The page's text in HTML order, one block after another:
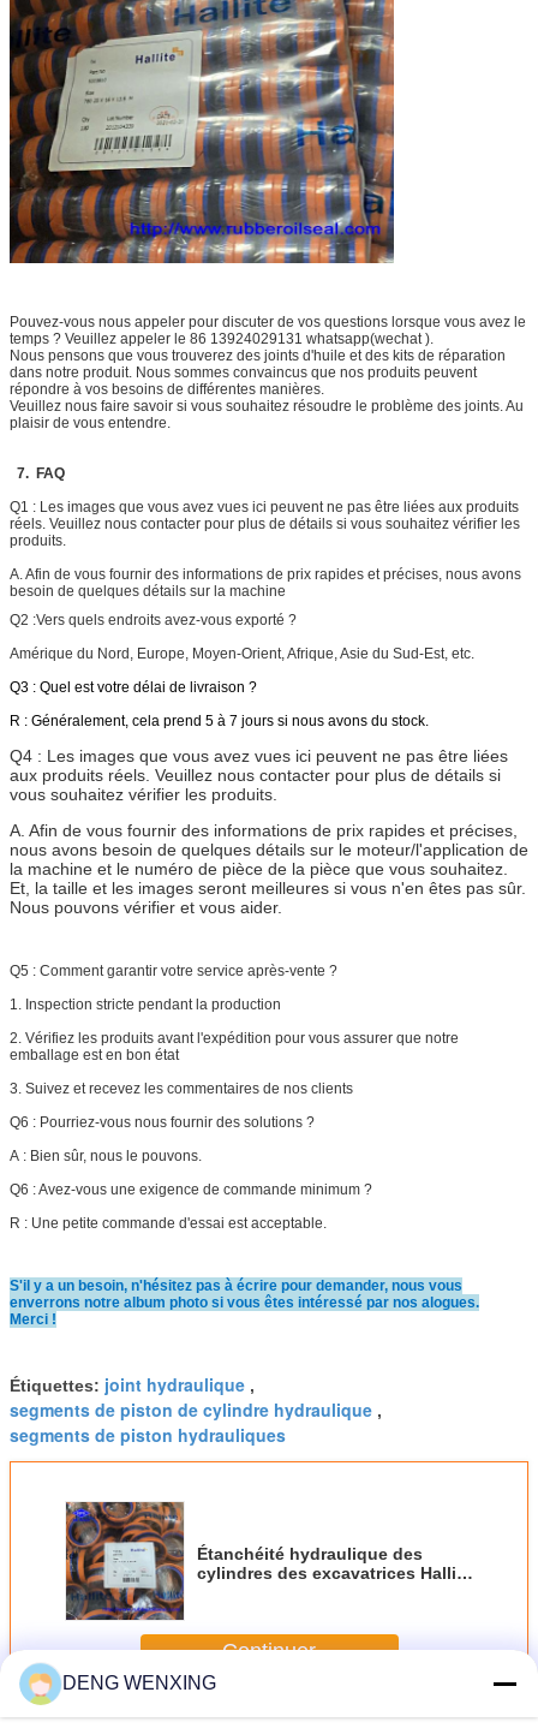
Pouvez-vous nous appeler pour discuter de vos questions lorsque vous avez le
temps ? Veuillez appeler le 86 13924029131 whatsapp(wechat ).
Nous pensons que vous trouverez des joints d'huile et des kits de réparation
dans notre produit. Nous sommes convaincus que nos produits peuvent
répondre à vos besoins de différentes manières.
Veuillez nous faire savoir si vous souhaitez résoudre le problème des joints. Au
plaisir de vous entendre.
7. FAQ
Q1 : Les images que vous avez vues ici peuvent ne pas être liées aux produits
réels. Veuillez nous contacter pour plus de détails si vous souhaitez vérifier les
produits.
A. Afin de vous fournir des informations de prix rapides et précises, nous avons
besoin de quelques détails sur la machine
Q2 :Vers quels endroits avez-vous exporté ?
Amérique du Nord, Europe, Moyen-Orient, Afrique, Asie du Sud-Est, etc.
Q3 : Quel est votre délai de livraison ?
R : Généralement, cela prend 5 à 7 jours si nous avons du stock.
Q4 : Les images que vous avez vues ici peuvent ne pas être liées
aux produits réels. Veuillez nous contacter pour plus de détails si
vous souhaitez vérifier les produits.
A. Afin de vous fournir des informations de prix rapides et précises,
nous avons besoin de quelques détails sur le moteur/l'application de
la machine et le numéro de pièce de la pièce que vous souhaitez.
Et, la taille et les images seront meilleures si vous n'en êtes pas sûr.
Nous pouvons vérifier et vous aider.
Q5 : Comment garantir votre service après-vente ?
1. Inspection stricte pendant la production
2. Vérifiez les produits avant l'expédition pour vous assurer que notre
emballage est en bon état
3. Suivez et recevez les commentaires de nos clients
Q6 : Pourriez-vous nous fournir des solutions ?
A : Bien sûr, nous le pouvons.
Q6 : Avez-vous une exigence de commande minimum ?
R : Une petite commande d'essai est acceptable.
S'il y a un besoin, n'hésitez pas à écrire pour demander, nous vous
enverrons notre album photo si vous êtes intéressé par nos alogues.
Merci !
Étiquettes: joint hydraulique ,
segments de piston de cylindre hydraulique ,
segments de piston hydrauliques
Étanchéité hydraulique des
cylindres des excavatrices Hallite
Continuer
PlusJoints hydrauliques de piston
DENG WENXING